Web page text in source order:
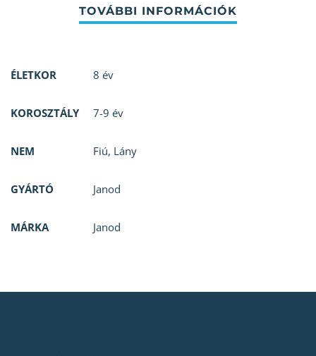
ÉLETKOR 8 év
KOROSZTÁLY 7-9 év
NEM Fiú, Lány
GYÁRTÓ Janod
MÁRKA Janod